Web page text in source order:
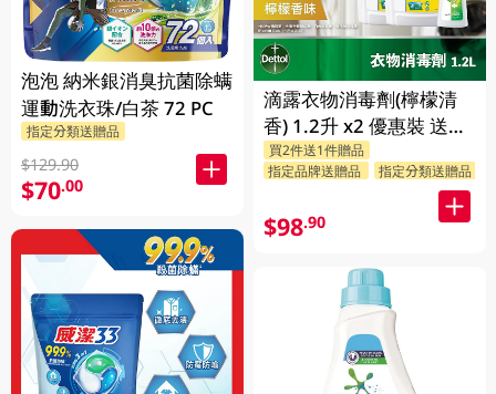
泡泡 納米銀消臭抗菌除螨
運動洗衣珠/白茶 72 PC
指定分類送贈品
$129.90
$70.00
滴露衣物消毒劑(檸檬清
香) 1.2升 x2 優惠裝 送贈
品 (贈品隨機發送)
買2件送1件贈品
指定品牌送贈品
指定分類送贈品
$98.90